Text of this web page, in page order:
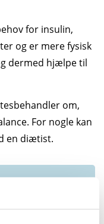
for insulin,
og er mere fysisk
dermed hjælpe til
om,
For nogle kan
en diætist.
Åbn alle